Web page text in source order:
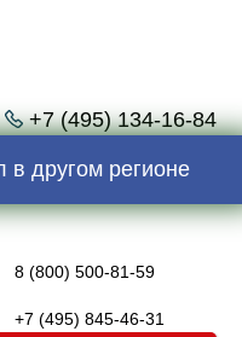
+7 (495) 134-16-84
другом регионе
8 (800) 500-81-59
+7 (495) 845-46-31